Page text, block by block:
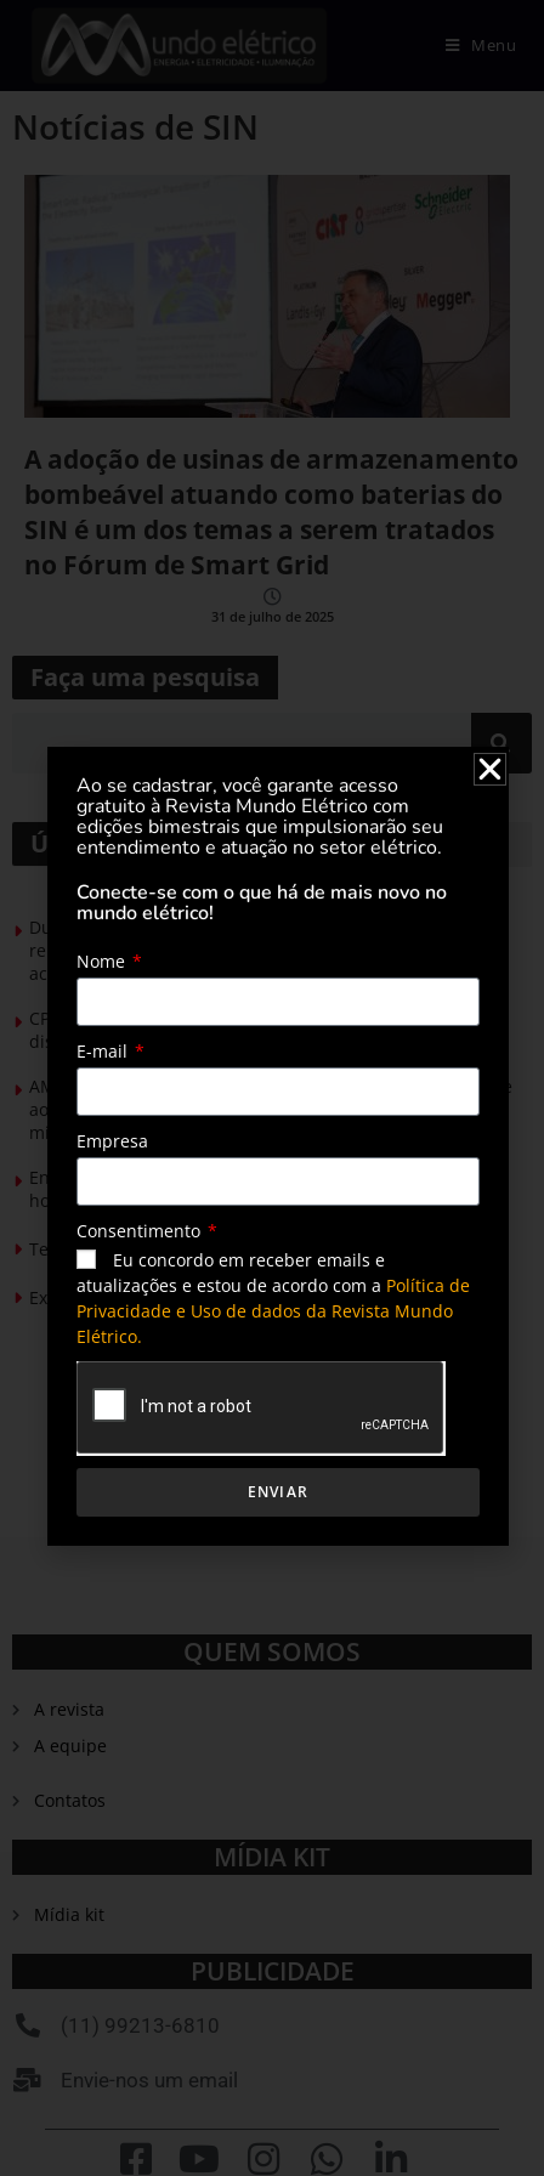
Menu
Notícias de SIN
A adoção de usinas de armazenamento
bombeável atuando como baterias do
SIN é um dos temas a serem tratados
no Fórum de Smart Grid
31 de julho de 2025
Faça uma pesquisa
Últimas notícias
Durante esforço concentrado do Congresso, setor de
renováveis apresenta no Senado Federal pautas para
acelerar transição energética
CPFL Energia e TIM se unem para criar a rede de
distribuição do futuro com tecnologia privativa
AMIG Brasil convida pré-candidatos ao Governo de Minas e
ao Senado para discutir propostas para os municípios
mineradores e afetados
Energia solar permitirá ampliar em 25% a produção de
hortaliças em projeto social no Tocantins
Tendências de Iluminação em 2026
Expansão da energia solar no Brasil
QUEM SOMOS
A revista
A equipe
Contatos
MÍDIA KIT
Mídia kit
PUBLICIDADE
(11) 99213-6810
Envie-nos um email
Ao se cadastrar, você garante acesso
gratuito à Revista Mundo Elétrico com
edições bimestrais que impulsionarão seu
entendimento e atuação no setor elétrico.
Conecte-se com o que há de mais novo no
mundo elétrico!
Nome
E-mail
Empresa
Consentimento
Eu concordo em receber emails e
atualizações e estou de acordo com a Política de
Privacidade e Uso de dados da Revista Mundo
Elétrico.
ENVIAR